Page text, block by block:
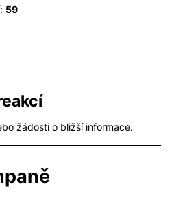
59
žádosti o bližší informace.